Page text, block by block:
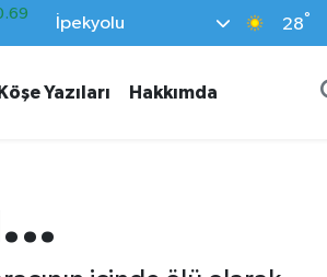
İpekyolu 28°
Köşe Yazıları Hakkımda